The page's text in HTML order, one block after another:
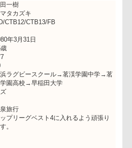
出身校
ニックネーム
趣味
スポーツ
向けて一言
ヌマタカズキ
SO/CTB12/CTB13/FB
25歳
177
80